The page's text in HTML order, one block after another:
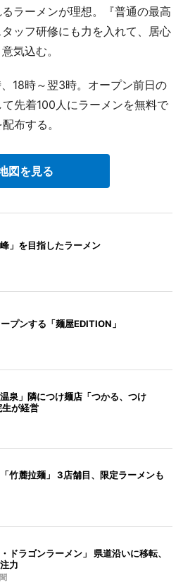
ラーメンが理想。『普通の最高
ッフ研修にも力を入れて、居心
気込む。
18時～翌3時。オープン前日の
先着100人にラーメンを無料で
布する。
図を見る
峰」を目指したラーメン
プンする「麺屋EDITION」
泉」隣につけ麺店「つかる、つけ
生が経営
竹麓拉麺」 3店舗目、限定ラーメンも
ドラゴンラーメン」 県道沿いに移転、
力